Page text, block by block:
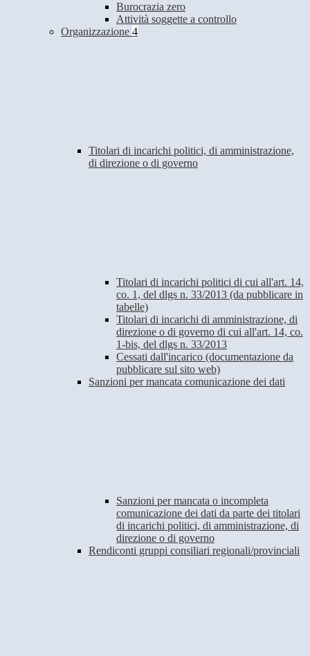
Burocrazia zero
Attività soggette a controllo
Organizzazione 4
Titolari di incarichi politici, di amministrazione,
di direzione o di governo
Titolari di incarichi politici di cui all'art. 14,
co. 1, del dlgs n. 33/2013 (da pubblicare in
tabelle)
Titolari di incarichi di amministrazione, di
direzione o di governo di cui all'art. 14, co.
1-bis, del dlgs n. 33/2013
Cessati dall'incarico (documentazione da
pubblicare sul sito web)
Sanzioni per mancata comunicazione dei dati
Sanzioni per mancata o incompleta
comunicazione dei dati da parte dei titolari
di incarichi politici, di amministrazione, di
direzione o di governo
Rendiconti gruppi consiliari regionali/provinciali